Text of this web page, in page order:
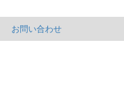
お問い合わせ